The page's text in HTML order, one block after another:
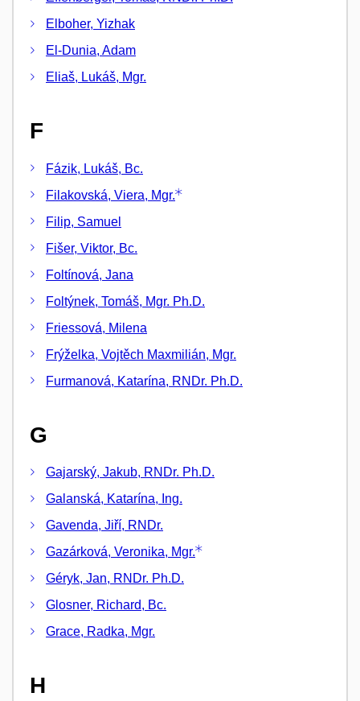
Elboher, Yizhak
El-Dunia, Adam
Eliaš, Lukáš, Mgr.
F
Fázik, Lukáš, Bc.
Filakovská, Viera, Mgr.
Filip, Samuel
Fišer, Viktor, Bc.
Foltínová, Jana
Foltýnek, Tomáš, Mgr. Ph.D.
Friessová, Milena
Frýželka, Vojtěch Maxmilián, Mgr.
Furmanová, Katarína, RNDr. Ph.D.
G
Gajarský, Jakub, RNDr. Ph.D.
Galanská, Katarína, Ing.
Gavenda, Jiří, RNDr.
Gazárková, Veronika, Mgr.
Géryk, Jan, RNDr. Ph.D.
Glosner, Richard, Bc.
Grace, Radka, Mgr.
H